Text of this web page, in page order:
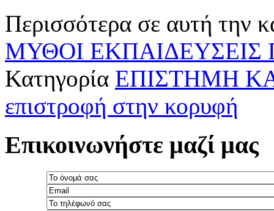
Περισσότερα σε αυτή την
ΜΥΘΟΙ
Κατηγορία ΕΠΙΣΤΗΜΗ
επιστροφή στην κορυφή
Επικοινωνήστε μαζί μας